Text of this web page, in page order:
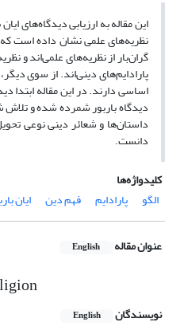
این مقاله به ارزیابی دیدگاه‌های
نظریه‌های علمی نشان داده است
گران‌بار از نظریه‌های علمی‌اند و
پارادایم‌های دینی‌اند. از سوی
اساسی دارند. در این مقاله ابتدا
دیدگاه باربور شمرده شده و تلاش
داستان‌ها و شعائر دینی نوعی
دانست.
کلیدواژه‌ها
الگو
پارادایم فهم دین ایان
عنوان مقاله English
نویسندگان English